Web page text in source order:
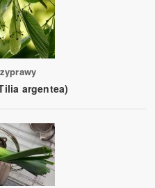
argentea)